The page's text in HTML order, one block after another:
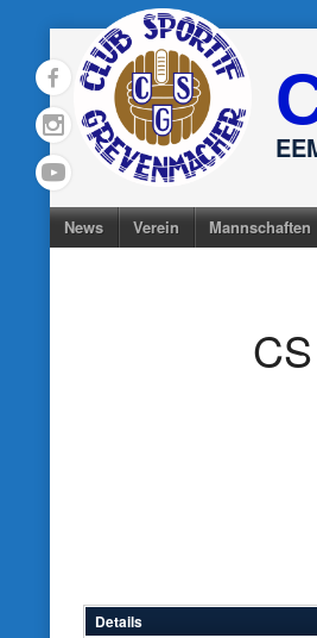
to
content
News Verein Mannschaften
Details